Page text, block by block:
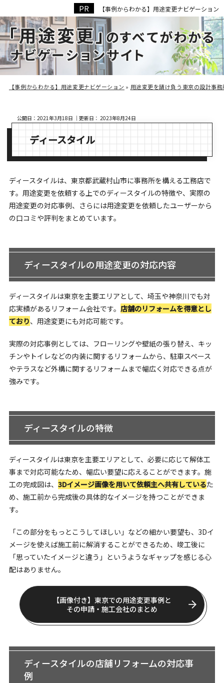
【事例からわかる】用途変更ナビゲーション
用途変更 成功事例
【事例からわかる】用途変更ナビゲーション » 用途変更を請け負う東京の設計事
公開日：2021年3月18日 ｜更新日：2023年8月24日
ディースタイル
ディースタイルは、東京都武蔵村山市に事務所を構える工務店で
す。用途変更を依頼する上でのディースタイルの特徴や、実際の
用途変更の対応事例、さらには用途変更を依頼したユーザーから
の口コミや評判をまとめています。
ディースタイルの用途変更の対応内容
ディースタイルは東京を主要エリアとして、埼玉や神奈川でも対
応実績があるリフォーム会社です。 店舗のリフォームを得意とし
ており、用途変更にも対応可能です。
実際の対応事例としては、フローリングや壁紙の張り替え、キッ
チンやトイレなどの内装に関するリフォームから、駐車スペース
やテラスなど外構に関するリフォームまで幅広く対応できる点が
強みです。
ディースタイルの特徴
ディースタイルは東京を主要エリアとして、必要に応じて解体工
事まで対応可能なため、幅広い要望に応えることができます。施
工の完成図は、 3Dイメージ画像を用いて依頼主へ共有しているた
め、施工前から完成後の具体的なイメージを持つことができま
す。
「この部分をもっとこうしてほしい」などの細かい要望も、3Dイ
メージを使えば施工前に解消することができるため、竣工後に
「思っていたイメージと違う」というようなギャップを感じる心
配はありません。
【画像付き】東京での用途変更事例と
その申請・施工会社のまとめ
ディースタイルの店舗リフォームの対応事
例